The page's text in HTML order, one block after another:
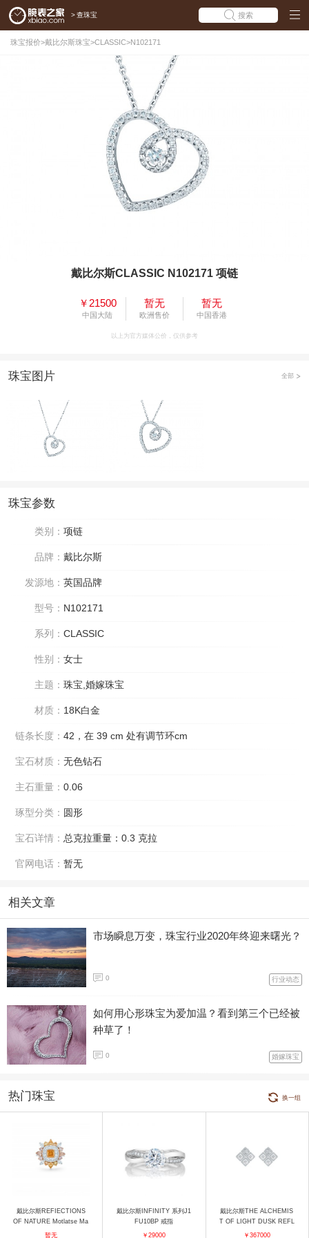
> 查珠宝 搜索
珠宝报价>戴比尔斯珠宝>CLASSIC>N102171
戴比尔斯CLASSIC N102171 项链
￥21500
中国大陆
暂无
欧洲售价
暂无
中国香港
以上为官方媒体公价，仅供参考
珠宝图片 全部
珠宝参数
类别： 项链
品牌： 戴比尔斯
发源地： 英国品牌
型号： N102171
系列： CLASSIC
性别： 女士
主题： 珠宝,婚嫁珠宝
材质： 18K白金
链条长度： 42，在 39 cm 处有调节环cm
宝石材质： 无色钻石
主石重量： 0.06
琢型分类： 圆形
宝石详情： 总克拉重量：0.3 克拉
官网电话： 暂无
相关文章
市场瞬息万变，珠宝行业2020年终迎来曙光？
0 行业动态
如何用心形珠宝为爱加温？看到第三个已经被
种草了！
0 婚嫁珠宝
热门珠宝 换一组
戴比尔斯REFIECTIONS
OF NATURE Motlatse Ma
rvel Motlatse Marvel 钻石
暂无
戴比尔斯INFINITY 系列J1
FU10BP 戒指
￥29000
戴比尔斯THE ALCHEMIS
T OF LIGHT DUSK REFL
ECTION E103437 耳饰
￥367000